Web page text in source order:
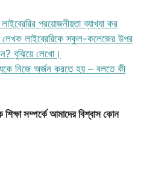
প্রয়োজনীয়তা ব্যাখ্যা কর
লেখক লাইব্রেরিকে স্কুল-কলেজের উপর
বুঝিয়ে লেখো।
নিজে অর্জন করতে হয় – বলতে কী
সম্পর্কে আমাদের বিশ্বাস কোন